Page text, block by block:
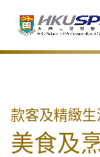
Main
款客及精緻生
美食及